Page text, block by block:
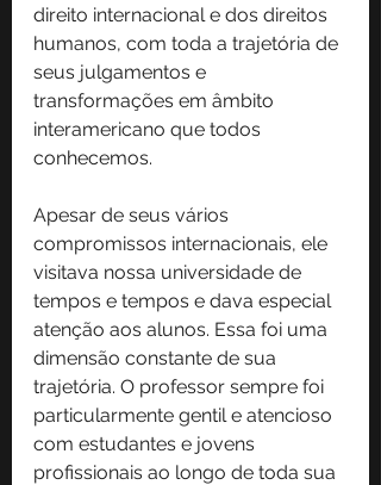
direito internacional e dos direitos
humanos, com toda a trajetória de
seus julgamentos e
transformações em âmbito
interamericano que todos
conhecemos.
Apesar de seus vários
compromissos internacionais, ele
visitava nossa universidade de
tempos e tempos e dava especial
atenção aos alunos. Essa foi uma
dimensão constante de sua
trajetória. O professor sempre foi
particularmente gentil e atencioso
com estudantes e jovens
profissionais ao longo de toda sua